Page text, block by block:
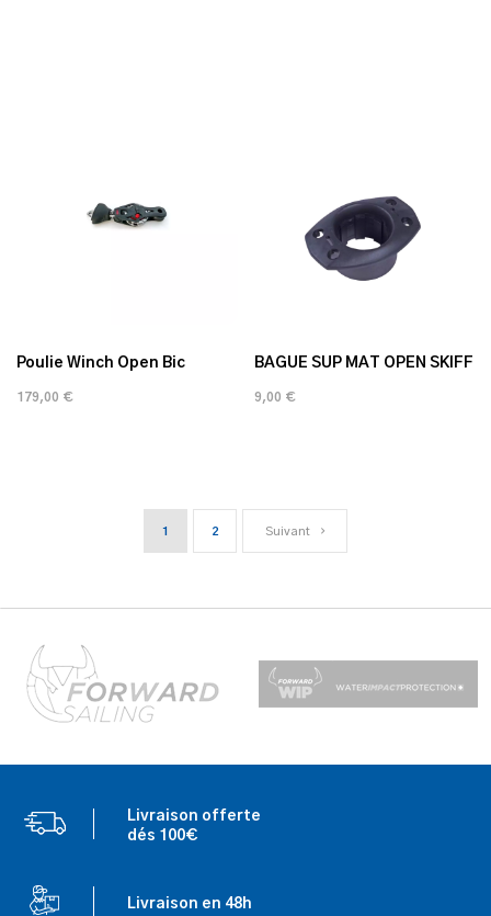
Poulie Winch Open Bic
179,00 €
BAGUE SUP MAT OPEN SKIFF
9,00 €
1 2 Suivant
Livraison offerte
dés 100€
Livraison en 48h